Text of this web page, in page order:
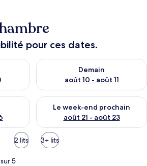
pour ces dates.
ce soir août 9 - août 10
Demain
août 10 - août 11
Vérifier la disponibilité pour
ce week-end août 14 - août 16
Le week-end prochain
août 21 - août 23
Vérifier la disponibilité pour
2 lits 3+ lits
5